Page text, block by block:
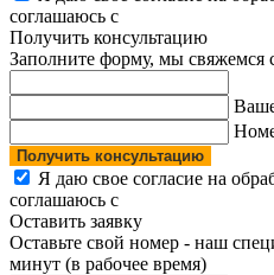
соглашаюсь с
Получить консультацию
Заполните форму, мы свяжемся
Получить консультацию
Я даю свое согласие на
соглашаюсь с
Оставить заявку
Оставьте свой номер - наш
минут (в рабочее время)